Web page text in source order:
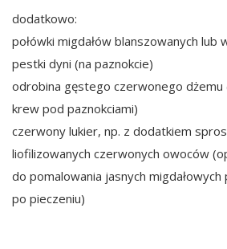
dodatkowo:
połówki migdałów blanszowanych lub
pestki dyni (na paznokcie)
odrobina gęstego czerwonego dżemu
krew pod paznokciami)
czerwony lukier, np. z dodatkiem
liofilizowanych czerwonych owoców
do pomalowania jasnych migdałowych
po pieczeniu)